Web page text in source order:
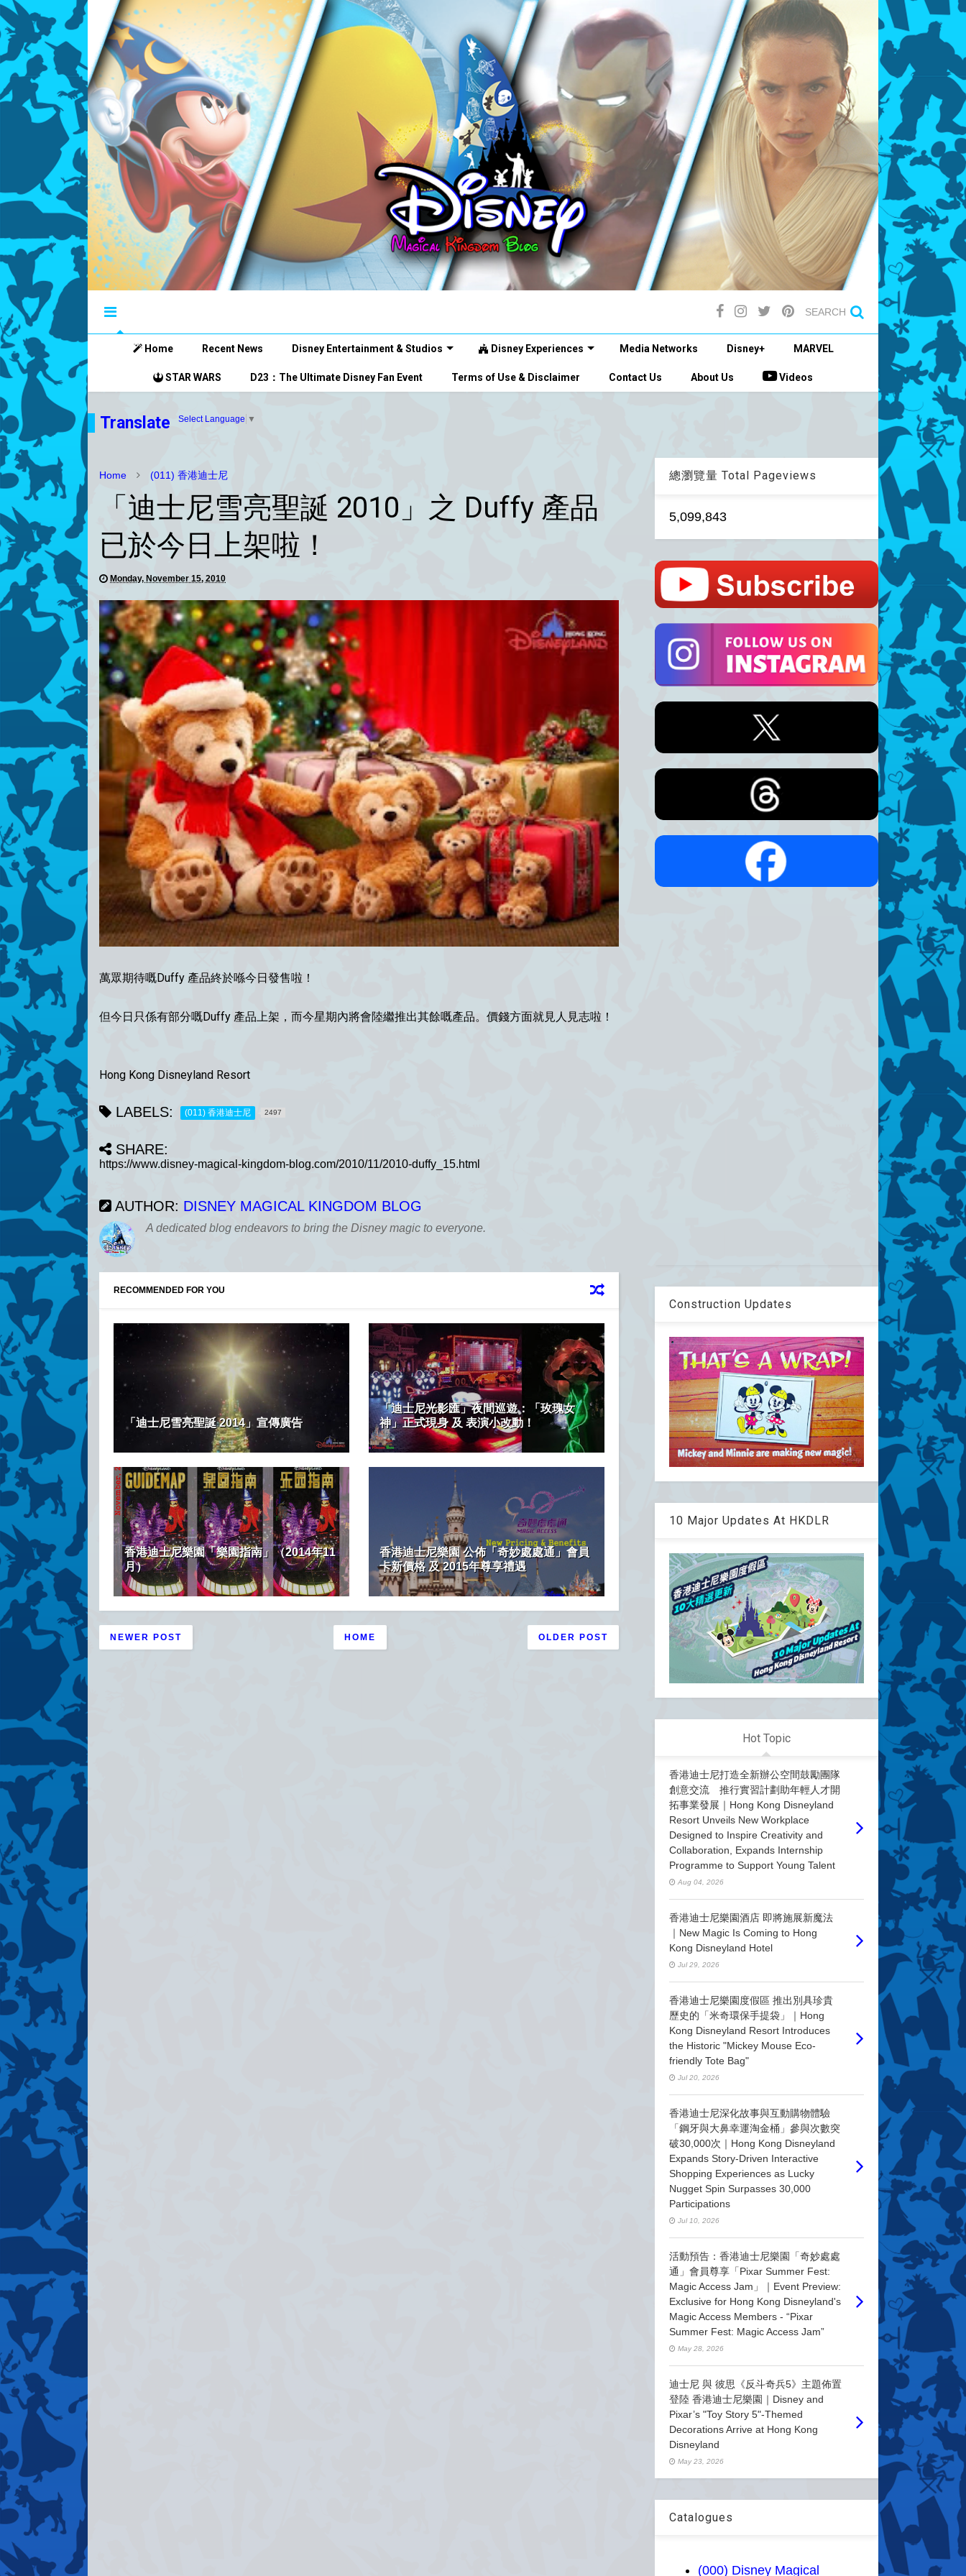
SEARCH
Home Recent News Disney Entertainment & Studios Disney Experiences Media Networks Disney+ MARVEL
STAR WARS D23：The Ultimate Disney Fan Event Terms of Use & Disclaimer Contact Us About Us Videos
Translate Select Language ▼
Home (011) 香港迪士尼
「迪士尼雪亮聖誕 2010」之 Duffy 產品
已於今日上架啦！
Monday, November 15, 2010
萬眾期待嘅Duffy 產品終於喺今日發售啦！
但今日只係有部分嘅Duffy 產品上架，而今星期內將會陸繼推出其餘嘅產品。價錢方面就見人見志啦！
Hong Kong Disneyland Resort
LABELS: (011) 香港迪士尼 2497
SHARE:
AUTHOR: DISNEY MAGICAL KINGDOM BLOG
A dedicated blog endeavors to bring the Disney magic to everyone.
RECOMMENDED FOR YOU
「迪士尼雪亮聖誕 2014」宣傳廣告
「迪士尼光影匯」夜間巡遊：「玫瑰女
神」正式現身 及 表演小改動！
香港迪士尼樂園「樂園指南」（2014年11
月）
香港迪士尼樂園 公佈「奇妙處處通」會員
卡新價格 及 2015年尊享禮遇
NEWER POST OLDER POST
HOME
總瀏覽量 Total Pageviews
5,099,843
Construction Updates
10 Major Updates At HKDLR
Hot Topic
香港迪士尼打造全新辦公空間鼓勵團隊
創意交流 推行實習計劃助年輕人才開
拓事業發展｜Hong Kong Disneyland
Resort Unveils New Workplace
Designed to Inspire Creativity and
Collaboration, Expands Internship
Programme to Support Young Talent
Aug 04, 2026
香港迪士尼樂園酒店 即將施展新魔法
｜New Magic Is Coming to Hong
Kong Disneyland Hotel
Jul 29, 2026
香港迪士尼樂園度假區 推出別具珍貴
歷史的「米奇環保手提袋」｜Hong
Kong Disneyland Resort Introduces
the Historic "Mickey Mouse Eco-
friendly Tote Bag"
Jul 20, 2026
香港迪士尼深化故事與互動購物體驗
「鋼牙與大鼻幸運淘金桶」參與次數突
破30,000次｜Hong Kong Disneyland
Expands Story-Driven Interactive
Shopping Experiences as Lucky
Nugget Spin Surpasses 30,000
Participations
Jul 10, 2026
活動預告：香港迪士尼樂園「奇妙處處
通」會員尊享「Pixar Summer Fest:
Magic Access Jam」｜Event Preview:
Exclusive for Hong Kong Disneyland's
Magic Access Members - “Pixar
Summer Fest: Magic Access Jam”
May 28, 2026
迪士尼 與 彼思《反斗奇兵5》主題佈置
登陸 香港迪士尼樂園｜Disney and
Pixar’s "Toy Story 5"-Themed
Decorations Arrive at Hong Kong
Disneyland
May 23, 2026
Catalogues
(000) Disney Magical